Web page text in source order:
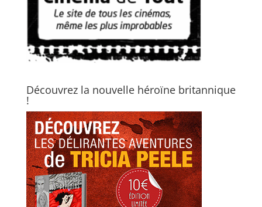
Découvrez la nouvelle héroïne britannique
!